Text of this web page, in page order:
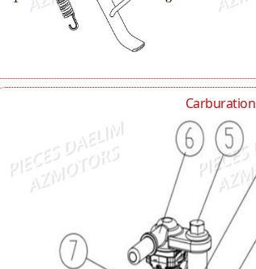
Carburation